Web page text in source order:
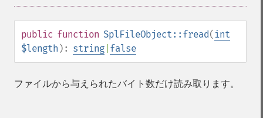
public function SplFileObject::fread( int
$length ): string false
ファイルから与えられたバイト数だけ読み取ります。